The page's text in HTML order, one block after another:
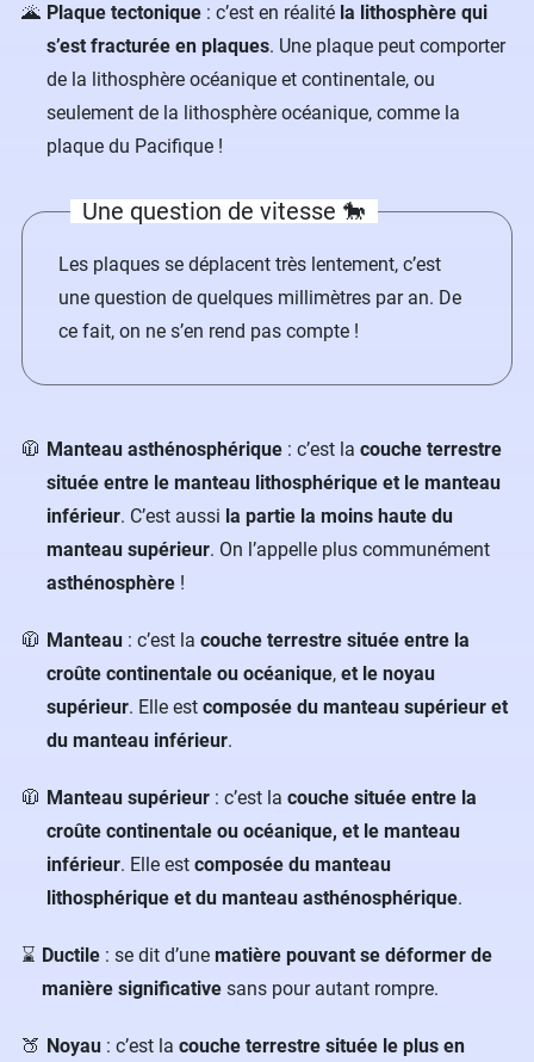
Plaque tectonique : c’est en réalité la lithosphère qui
s’est fracturée en plaques. Une plaque peut comporter
de la lithosphère océanique et continentale, ou
seulement de la lithosphère océanique, comme la
plaque du Pacifique !
Une question de vitesse 🐎
Les plaques se déplacent très lentement, c’est
une question de quelques millimètres par an. De
ce fait, on ne s’en rend pas compte !
Manteau asthénosphérique : c’est la couche terrestre
située entre le manteau lithosphérique et le manteau
inférieur. C’est aussi la partie la moins haute du
manteau supérieur. On l’appelle plus communément
asthénosphère !
Manteau : c’est la couche terrestre située entre la
croûte continentale ou océanique, et le noyau
supérieur. Elle est composée du manteau supérieur et
du manteau inférieur.
Manteau supérieur : c’est la couche située entre la
croûte continentale ou océanique, et le manteau
inférieur. Elle est composée du manteau
lithosphérique et du manteau asthénosphérique.
Ductile : se dit d’une matière pouvant se déformer de
manière significative sans pour autant rompre.
Noyau : c’est la couche terrestre située le plus en